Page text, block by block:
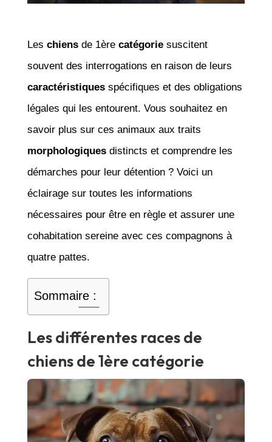
Les chiensde 1ère catégoriesuscitent
souvent des interrogations en raison de leurs
caractéristiquesspécifiques et des obligations
légales qui les entourent. Vous souhaitez en
savoir plus sur ces animaux aux traits
morphologiquesdistincts et comprendre les
démarches pour leur détention ? Voici un
éclairage sur toutes les informations
nécessaires pour être en règle et assurer une
cohabitation sereine avec ces compagnons à
quatre pattes.
Sommaire :
Les différentes races de
chiens de 1ère catégorie